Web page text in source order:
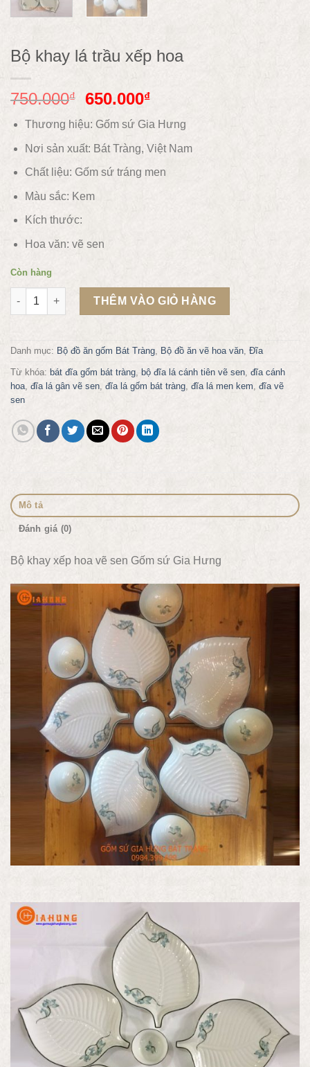
Bộ khay lá trầu xếp hoa
750.000₫ 650.000₫
Thương hiệu: Gốm sứ Gia Hưng
Nơi sản xuất: Bát Tràng, Việt Nam
Chất liệu: Gốm sứ tráng men
Màu sắc: Kem
Kích thước:
Hoa văn: vẽ sen
Còn hàng
Bộ khay lá trầu xếp hoa số lượng
THÊM VÀO GIỎ HÀNG
Danh mục: Bộ đồ ăn gốm Bát Tràng, Bộ đồ ăn vẽ hoa văn, Đĩa
Từ khóa: bát đĩa gốm bát tràng, bộ đĩa lá cánh tiên vẽ sen, đĩa cánh
hoa, đĩa lá gân vẽ sen, đĩa lá gốm bát tràng, đĩa lá men kem, đĩa vẽ
sen
Mô tả
Đánh giá (0)
Bộ khay xếp hoa vẽ sen Gốm sứ Gia Hưng